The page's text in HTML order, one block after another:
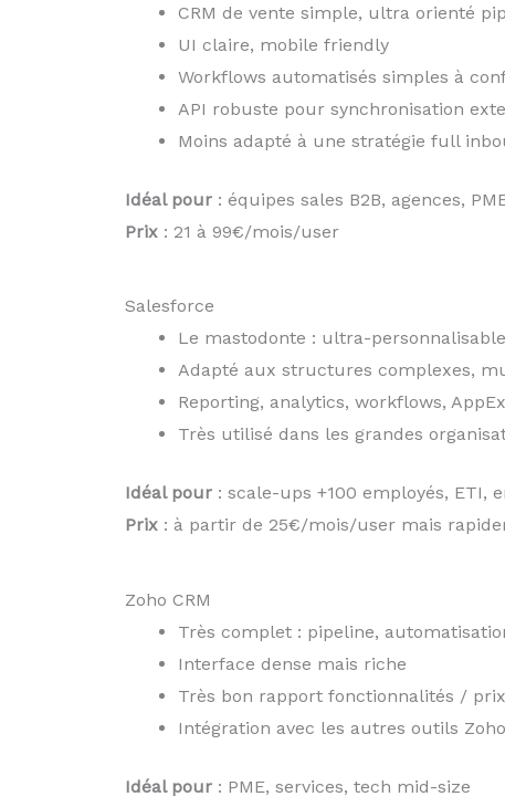
CRM de vente simple, ultra orienté
UI claire, mobile friendly
Workflows automatisés simples à
API robuste pour synchronisation
Moins adapté à une stratégie full
Idéal pour: équipes sales B2B, agences,
Prix: 21 à 99€/mois/user
Salesforce
Le mastodonte : ultra-
Adapté aux structures complexes,
Reporting, analytics, workflows,
Très utilisé dans les grandes
Idéal pour: scale-ups +100 employés, ETI,
Prix: à partir de 25€/mois/user mais
Zoho CRM
Très complet : pipeline,
Interface dense mais riche
Très bon rapport fonctionnalités / prix
Intégration avec les autres outils
Idéal pour: PME, services, tech mid-size